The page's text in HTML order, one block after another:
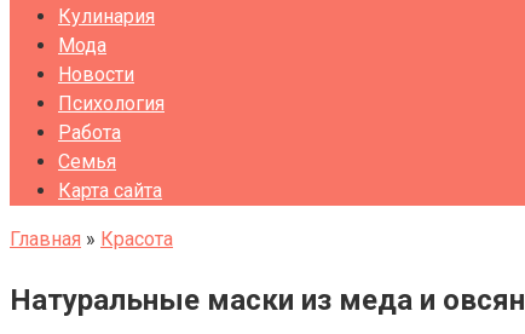
Кулинария
Мода
Новости
Психология
Работа
Семья
Карта сайта
Главная » Красота
Натуральные маски из меда и